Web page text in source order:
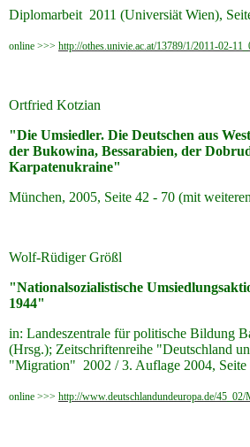
Diplomarbeit 2011 (Universiät Wien),
online >>> http://othes.univie.ac.at/13789/1/2011-02-
Ortfried Kotzian
"Die Umsiedler. Die Deutschen aus
der Bukowina, Bessarabien, der
Karpatenukraine"
München, 2005, Seite 42 - 70 (mit
Wolf-Rüdiger Größl
"Nationalsozialistische
1944"
in: Landeszentrale für politische Bildung
(Hrsg.); Zeitschriftenreihe "Deutschland
"Migration" 2002 / 3. Auflage 2004, Seite
online >>> http://www.deutschlandundeuropa.de/